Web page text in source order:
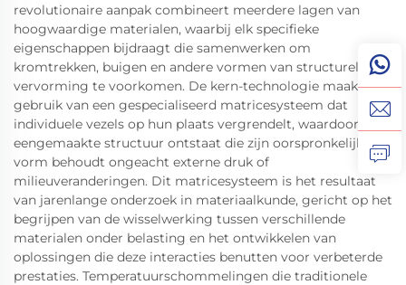
revolutionaire aanpak combineert meerdere lagen van
hoogwaardige materialen, waarbij elk specifieke
eigenschappen bijdraagt die samenwerken om
kromtrekken, buigen en andere vormen van structurele
vervorming te voorkomen. De kern-technologie maakt
gebruik van een gespecialiseerd matricesysteem dat
individuele vezels op hun plaats vergrendelt, waardoor een
eengemaakte structuur ontstaat die zijn oorspronkelijke
vorm behoudt ongeacht externe druk of
milieuveranderingen. Dit matricesysteem is het resultaat
van jarenlange onderzoek in materiaalkunde, gericht op het
begrijpen van de wisselwerking tussen verschillende
materialen onder belasting en het ontwikkelen van
oplossingen die deze interacties benutten voor verbeterde
prestaties. Temperatuurschommelingen die traditionele